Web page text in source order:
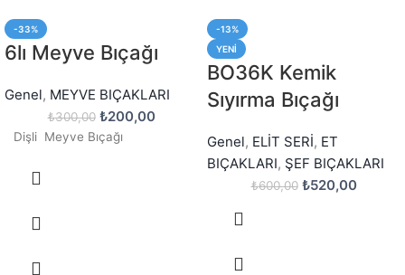
-33%
6lı Meyve Bıçağı
Genel, MEYVE BIÇAKLARI
₺300,00 ₺200,00
Dişli Meyve Bıçağı
-13%
YENI
BO36K Kemik
Sıyırma Bıçağı
Genel, ELİT SERİ, ET
BIÇAKLARI, ŞEF BIÇAKLARI
₺600,00 ₺520,00